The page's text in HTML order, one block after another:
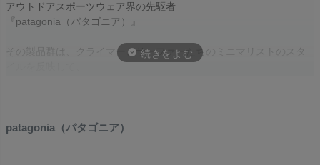
アウトドアスポーツウェア界の先駆者
『patagonia（パタゴニア）』
その製品群は、クライマーとサーファーたちのミニマリストのスタ
野生のままの姿を留める土地や水域を守り、急速に悪化している地
patagonia（パタゴニア）